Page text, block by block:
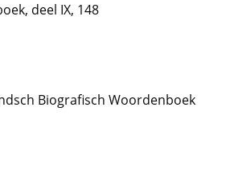
deel IX, 148
Biografisch Woordenboek